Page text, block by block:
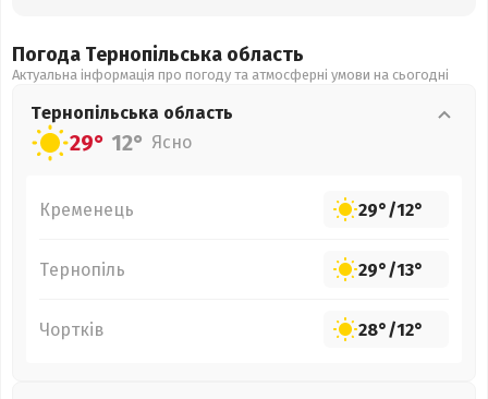
Погода Тернопільська область
Актуальна інформація про погоду та атмосферні умови на сьогодні
Тернопільська область
29° 12° Ясно
Кременець 29°/12°
Тернопіль 29°/13°
Чортків 28°/12°